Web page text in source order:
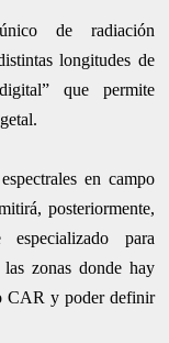
de radiación
longitudes de
que permite
en campo
posteriormente,
para
zonas donde hay
CAR y poder definir